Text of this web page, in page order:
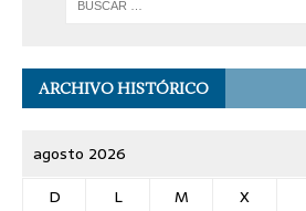
ARCHIVO HISTÓRICO
agosto 2026
D
L M X